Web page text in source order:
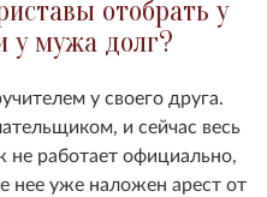
отобрать у
у мужа долг?
у своего друга.
и сейчас весь
работает официально,
нее уже наложен арест от